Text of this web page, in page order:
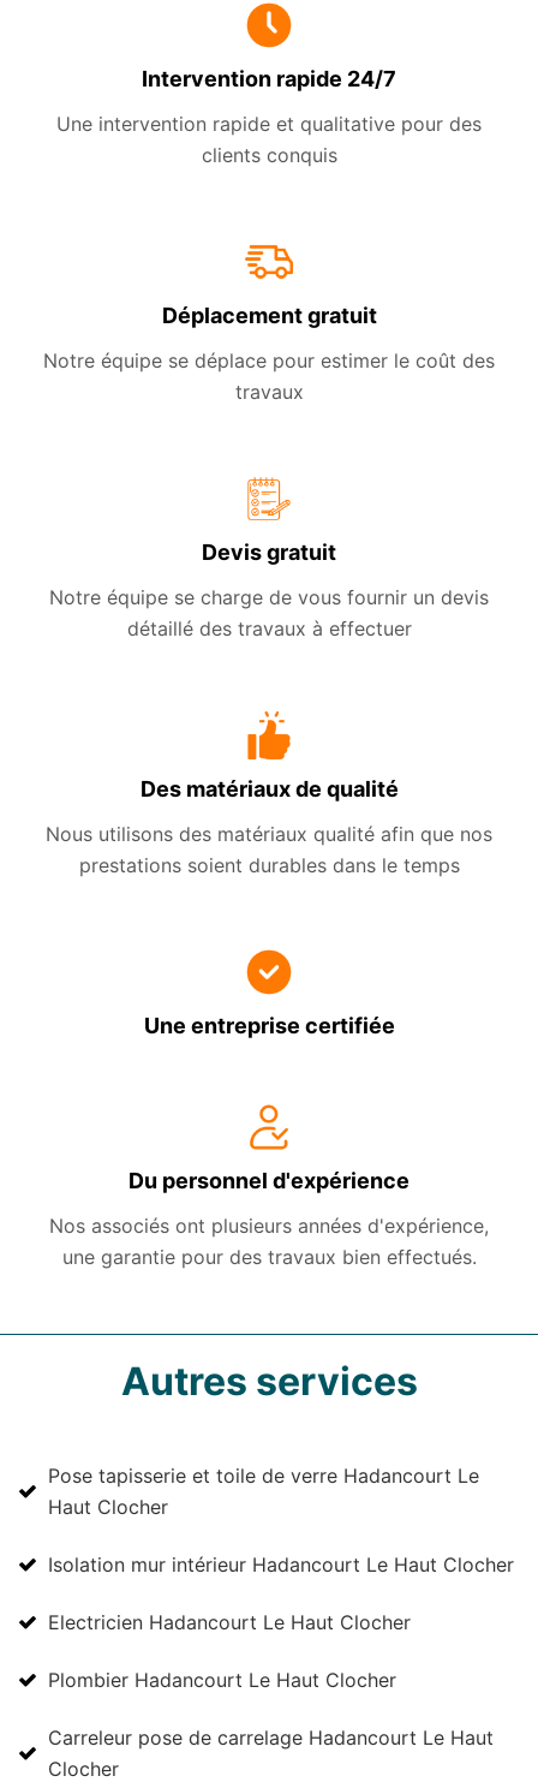
Intervention rapide 24/7
Une intervention rapide et qualitative pour des
clients conquis
Déplacement gratuit
Notre équipe se déplace pour estimer le coût des
travaux
Devis gratuit
Notre équipe se charge de vous fournir un devis
détaillé des travaux à effectuer
Des matériaux de qualité
Nous utilisons des matériaux qualité afin que nos
prestations soient durables dans le temps
Une entreprise certifiée
Du personnel d'expérience
Nos associés ont plusieurs années d'expérience,
une garantie pour des travaux bien effectués.
Autres services
Pose tapisserie et toile de verre Hadancourt Le
Haut Clocher
Isolation mur intérieur Hadancourt Le Haut Clocher
Electricien Hadancourt Le Haut Clocher
Plombier Hadancourt Le Haut Clocher
Carreleur pose de carrelage Hadancourt Le Haut
Clocher